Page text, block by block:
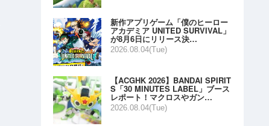
新作アプリゲーム「僕のヒーロー
アカデミア UNITED SURVIVAL」
が8月6日にリリース決…
2026.08.04(Tue)
【ACGHK 2026】BANDAI SPIRIT
S「30 MINUTES LABEL」ブース
レポート！マクロスやガン…
2026.08.04(Tue)